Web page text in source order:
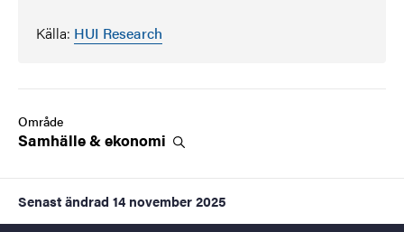
Källa: HUI Research
Område
Samhälle &ekonomi
Senast ändrad 14 november 2025